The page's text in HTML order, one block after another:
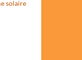
solaire